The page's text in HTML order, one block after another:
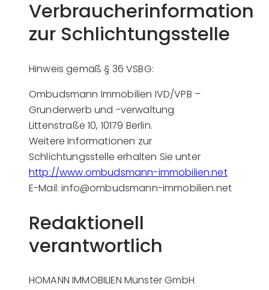
Verbraucherinformation
zur Schlichtungsstelle
Hinweis gemäß § 36 VSBG:
Ombudsmann Immobilien IVD/VPB –
Grunderwerb und -verwaltung
Littenstraße 10, 10179 Berlin.
Weitere Informationen zur
Schlichtungsstelle erhalten Sie unter
http://www.ombudsmann-immobilien.net
E-Mail: info@ombudsmann-immobilien.net
Redaktionell
verantwortlich
HOMANN IMMOBILIEN Münster GmbH